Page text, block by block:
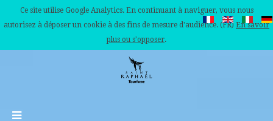
Ce site utilise Google Analytics. En continuant à naviguer, vous nous
autorisez à déposer un cookie à des fins de mesure d'audience. (FR) En savoir
plus ou s'opposer.